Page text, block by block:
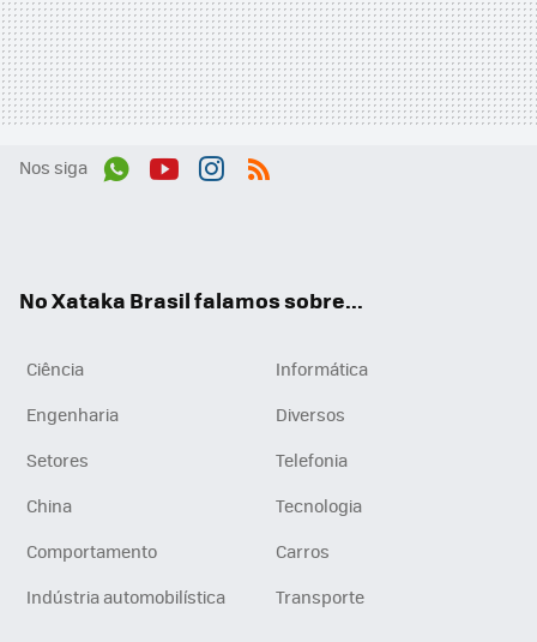
Nos siga
No Xataka Brasil falamos sobre...
Ciência
Informática
Engenharia
Diversos
Setores
Telefonia
China
Tecnologia
Comportamento
Carros
Indústria automobilística
Transporte